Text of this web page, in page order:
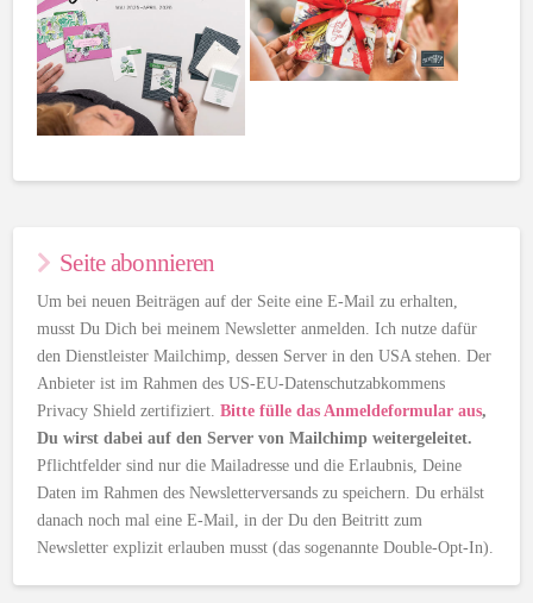
Seite abonnieren
Um bei neuen Beiträgen auf der Seite eine E-Mail zu erhalten,
musst Du Dich bei meinem Newsletter anmelden. Ich nutze dafür
den Dienstleister Mailchimp, dessen Server in den USA stehen. Der
Anbieter ist im Rahmen des US-EU-Datenschutzabkommens
Privacy Shield zertifiziert.Bitte fülle das Anmeldeformular aus,
Du wirst dabei auf den Server von Mailchimp weitergeleitet.
Pflichtfelder sind nur die Mailadresse und die Erlaubnis, Deine
Daten im Rahmen des Newsletterversands zu speichern. Du erhälst
danach noch mal eine E-Mail, in der Du den Beitritt zum
Newsletter explizit erlauben musst (das sogenannte Double-Opt-In).